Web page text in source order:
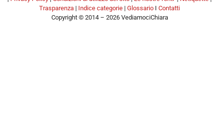
Trasparenza | Indice categorie | Glossario I Contatti
Copyright © 2014 – 2026 VediamociChiara